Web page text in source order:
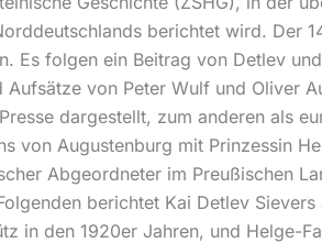
berichtet wird. Der
Es folgen ein Beitrag von Detlev
von Peter Wulf und Oliver
dargestellt, zum anderen als
von Augustenburg mit Prinzessin
Abgeordneter im Preußischen
berichtet Kai Detlev Sievers
in den 1920er Jahren, und Helge-